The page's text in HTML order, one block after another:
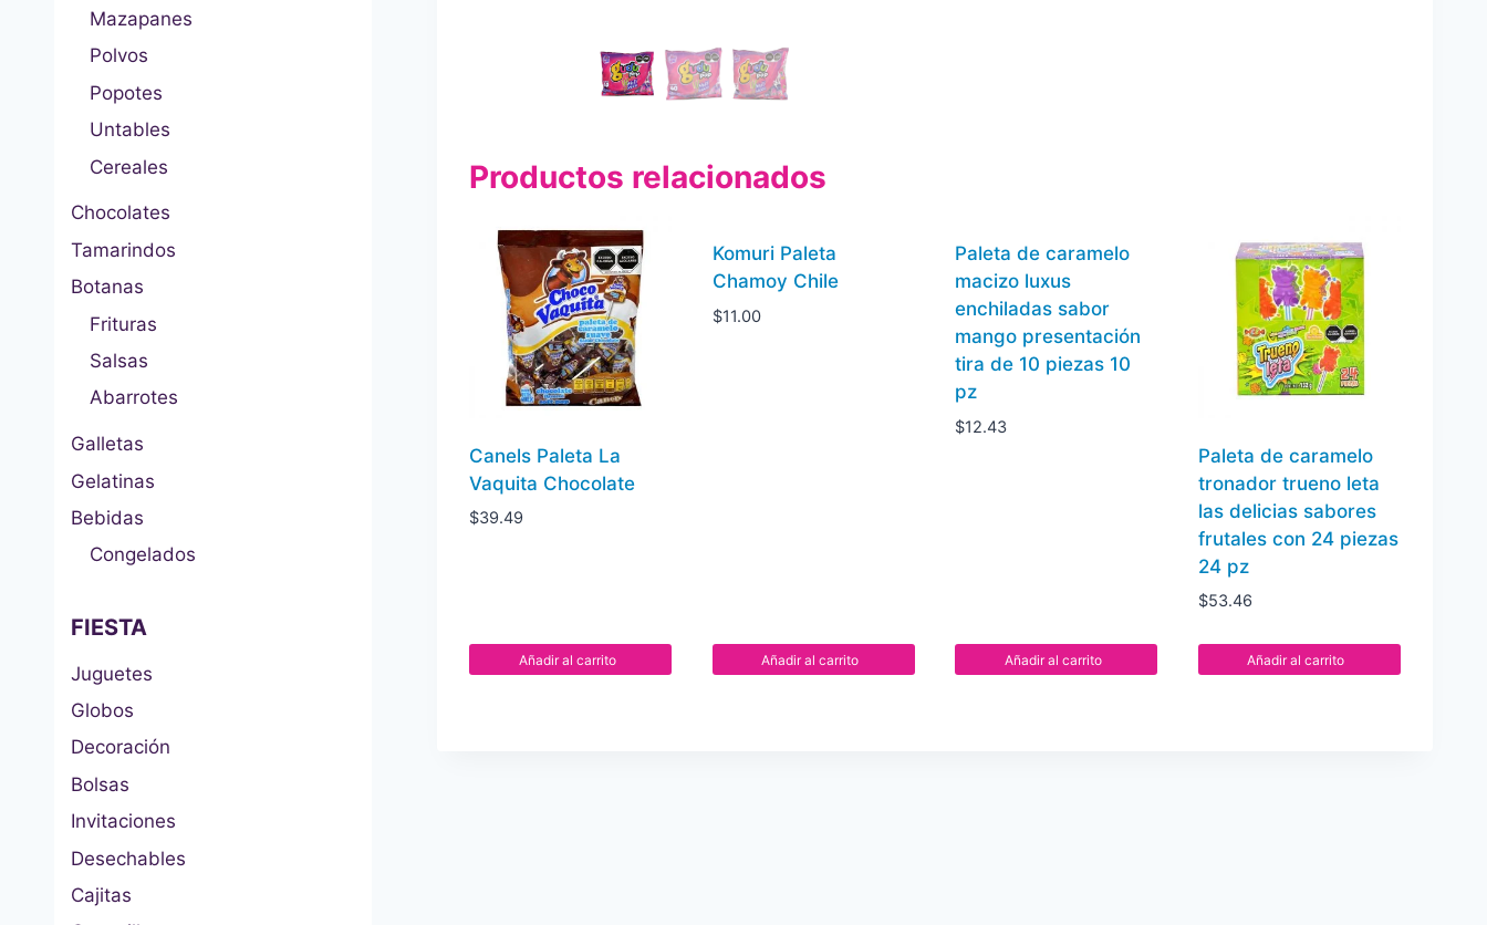
Productos relacionados
Canels Paleta La
Vaquita Chocolate
$39.49
Añadir al carrito
Komuri Paleta
Chamoy Chile
$11.00
Añadir al carrito
Paleta de caramelo
macizo luxus
enchiladas sabor
mango presentación
tira de 10 piezas 10
pz
$12.43
Añadir al carrito
Paleta de caramelo
tronador trueno leta
las delicias sabores
frutales con 24 piezas
24 pz
$53.46
Añadir al carrito
Mazapanes
Polvos
Popotes
Untables
Cereales
Chocolates
Tamarindos
Botanas
Frituras
Salsas
Abarrotes
Galletas
Gelatinas
Bebidas
Congelados
FIESTA
Juguetes
Globos
Decoración
Bolsas
Invitaciones
Desechables
Cajitas